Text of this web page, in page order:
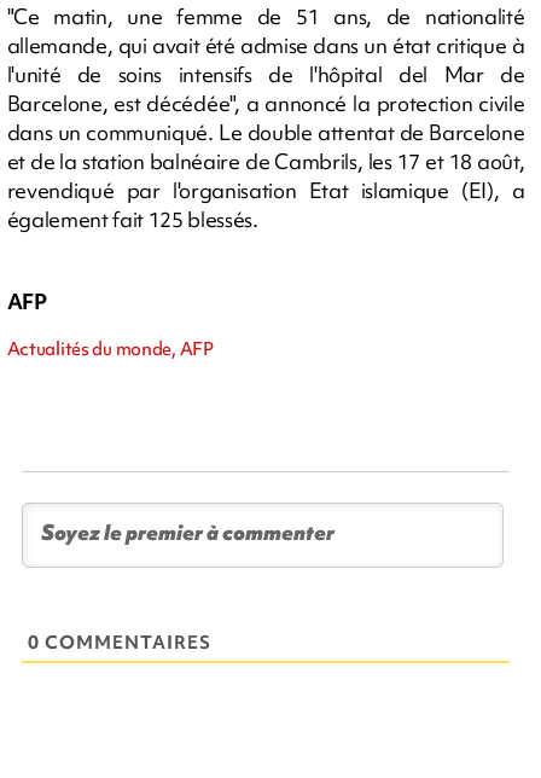
"Ce matin, une femme de 51 ans, de nationalité
allemande, qui avait été admise dans un état critique à
l'unité de soins intensifs de l'hôpital del Mar de
Barcelone, est décédée", a annoncé la protection civile
dans un communiqué. Le double attentat de Barcelone
et de la station balnéaire de Cambrils, les 17 et 18 août,
revendiqué par l'organisation Etat islamique (EI), a
également fait 125 blessés.
AFP
Actualités du monde, AFP
0 COMMENTAIRES